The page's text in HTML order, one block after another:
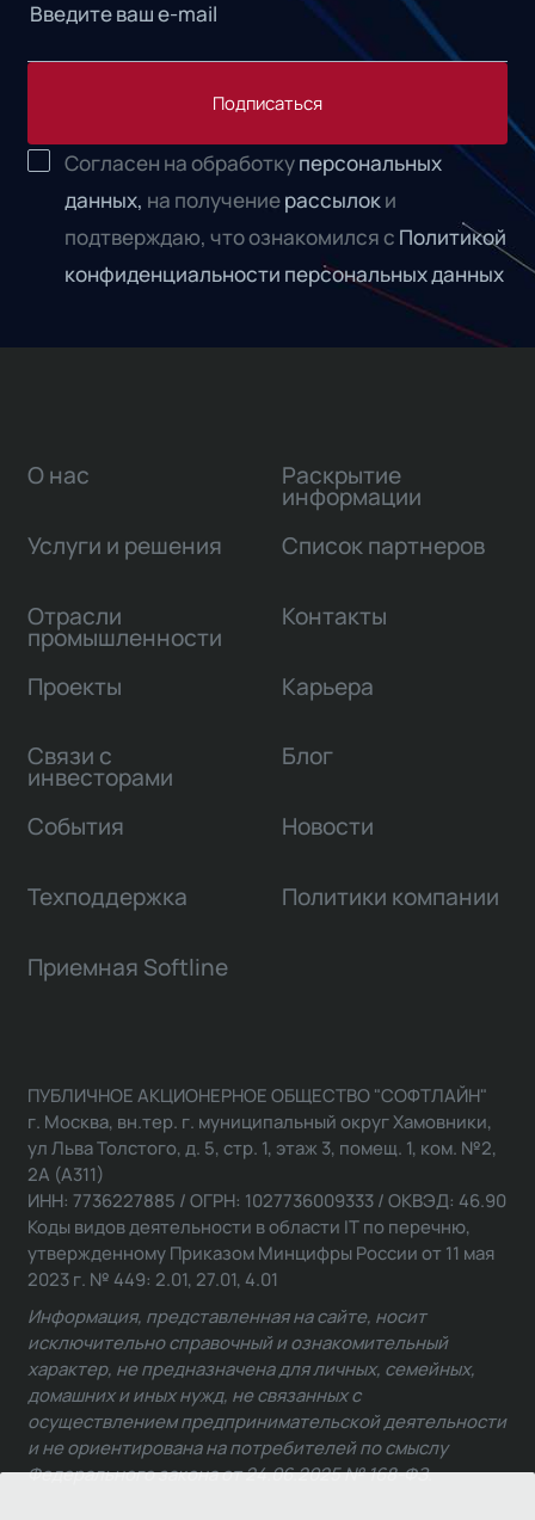
Подписаться
Согласен на обработкуперсональных
данных, на получениерассылок и
подтверждаю, что ознакомился с Политикой
конфиденциальности персональных данных
О нас
Услуги и решения
Отрасли
промышленности
Проекты
Связи с
инвесторами
Раскрытие
информации
Список партнеров
Контакты
Карьера
Блог
События Новости
Техподдержка Политики компании
Приемная Softline
ПУБЛИЧНОЕ АКЦИОНЕРНОЕ ОБЩЕСТВО "СОФТЛАЙН"
г. Москва, вн.тер. г. муниципальный округ Хамовники,
ул Льва Толстого, д. 5, стр. 1, этаж 3, помещ. 1, ком. №2,
2А (А311)
ИНН: 7736227885 / ОГРН: 1027736009333 / ОКВЭД: 46.90
Коды видов деятельности в области IT по перечню,
утвержденному Приказом Минцифры России от 11 мая
2023 г. № 449: 2.01, 27.01, 4.01
Информация, представленная на сайте, носит
исключительно справочный и ознакомительный
характер, не предназначена для личных, семейных,
домашних и иных нужд, не связанных с
осуществлением предпринимательской деятельности
и не ориентирована на потребителей по смыслу
Федерального закона от 24.06.2025 № 168-ФЗ.